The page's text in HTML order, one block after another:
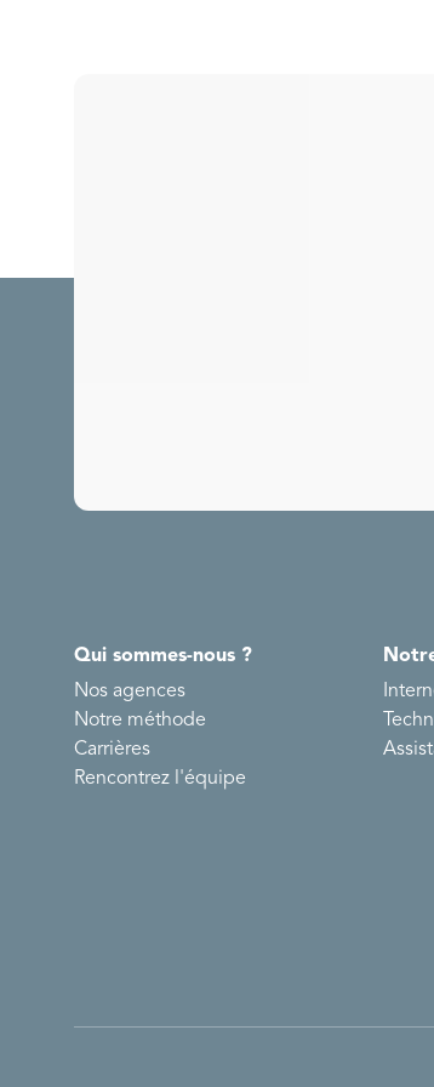
Qui sommes-nous ?
Nos agences
Notre méthode
Carrières
Rencontrez l'équipe